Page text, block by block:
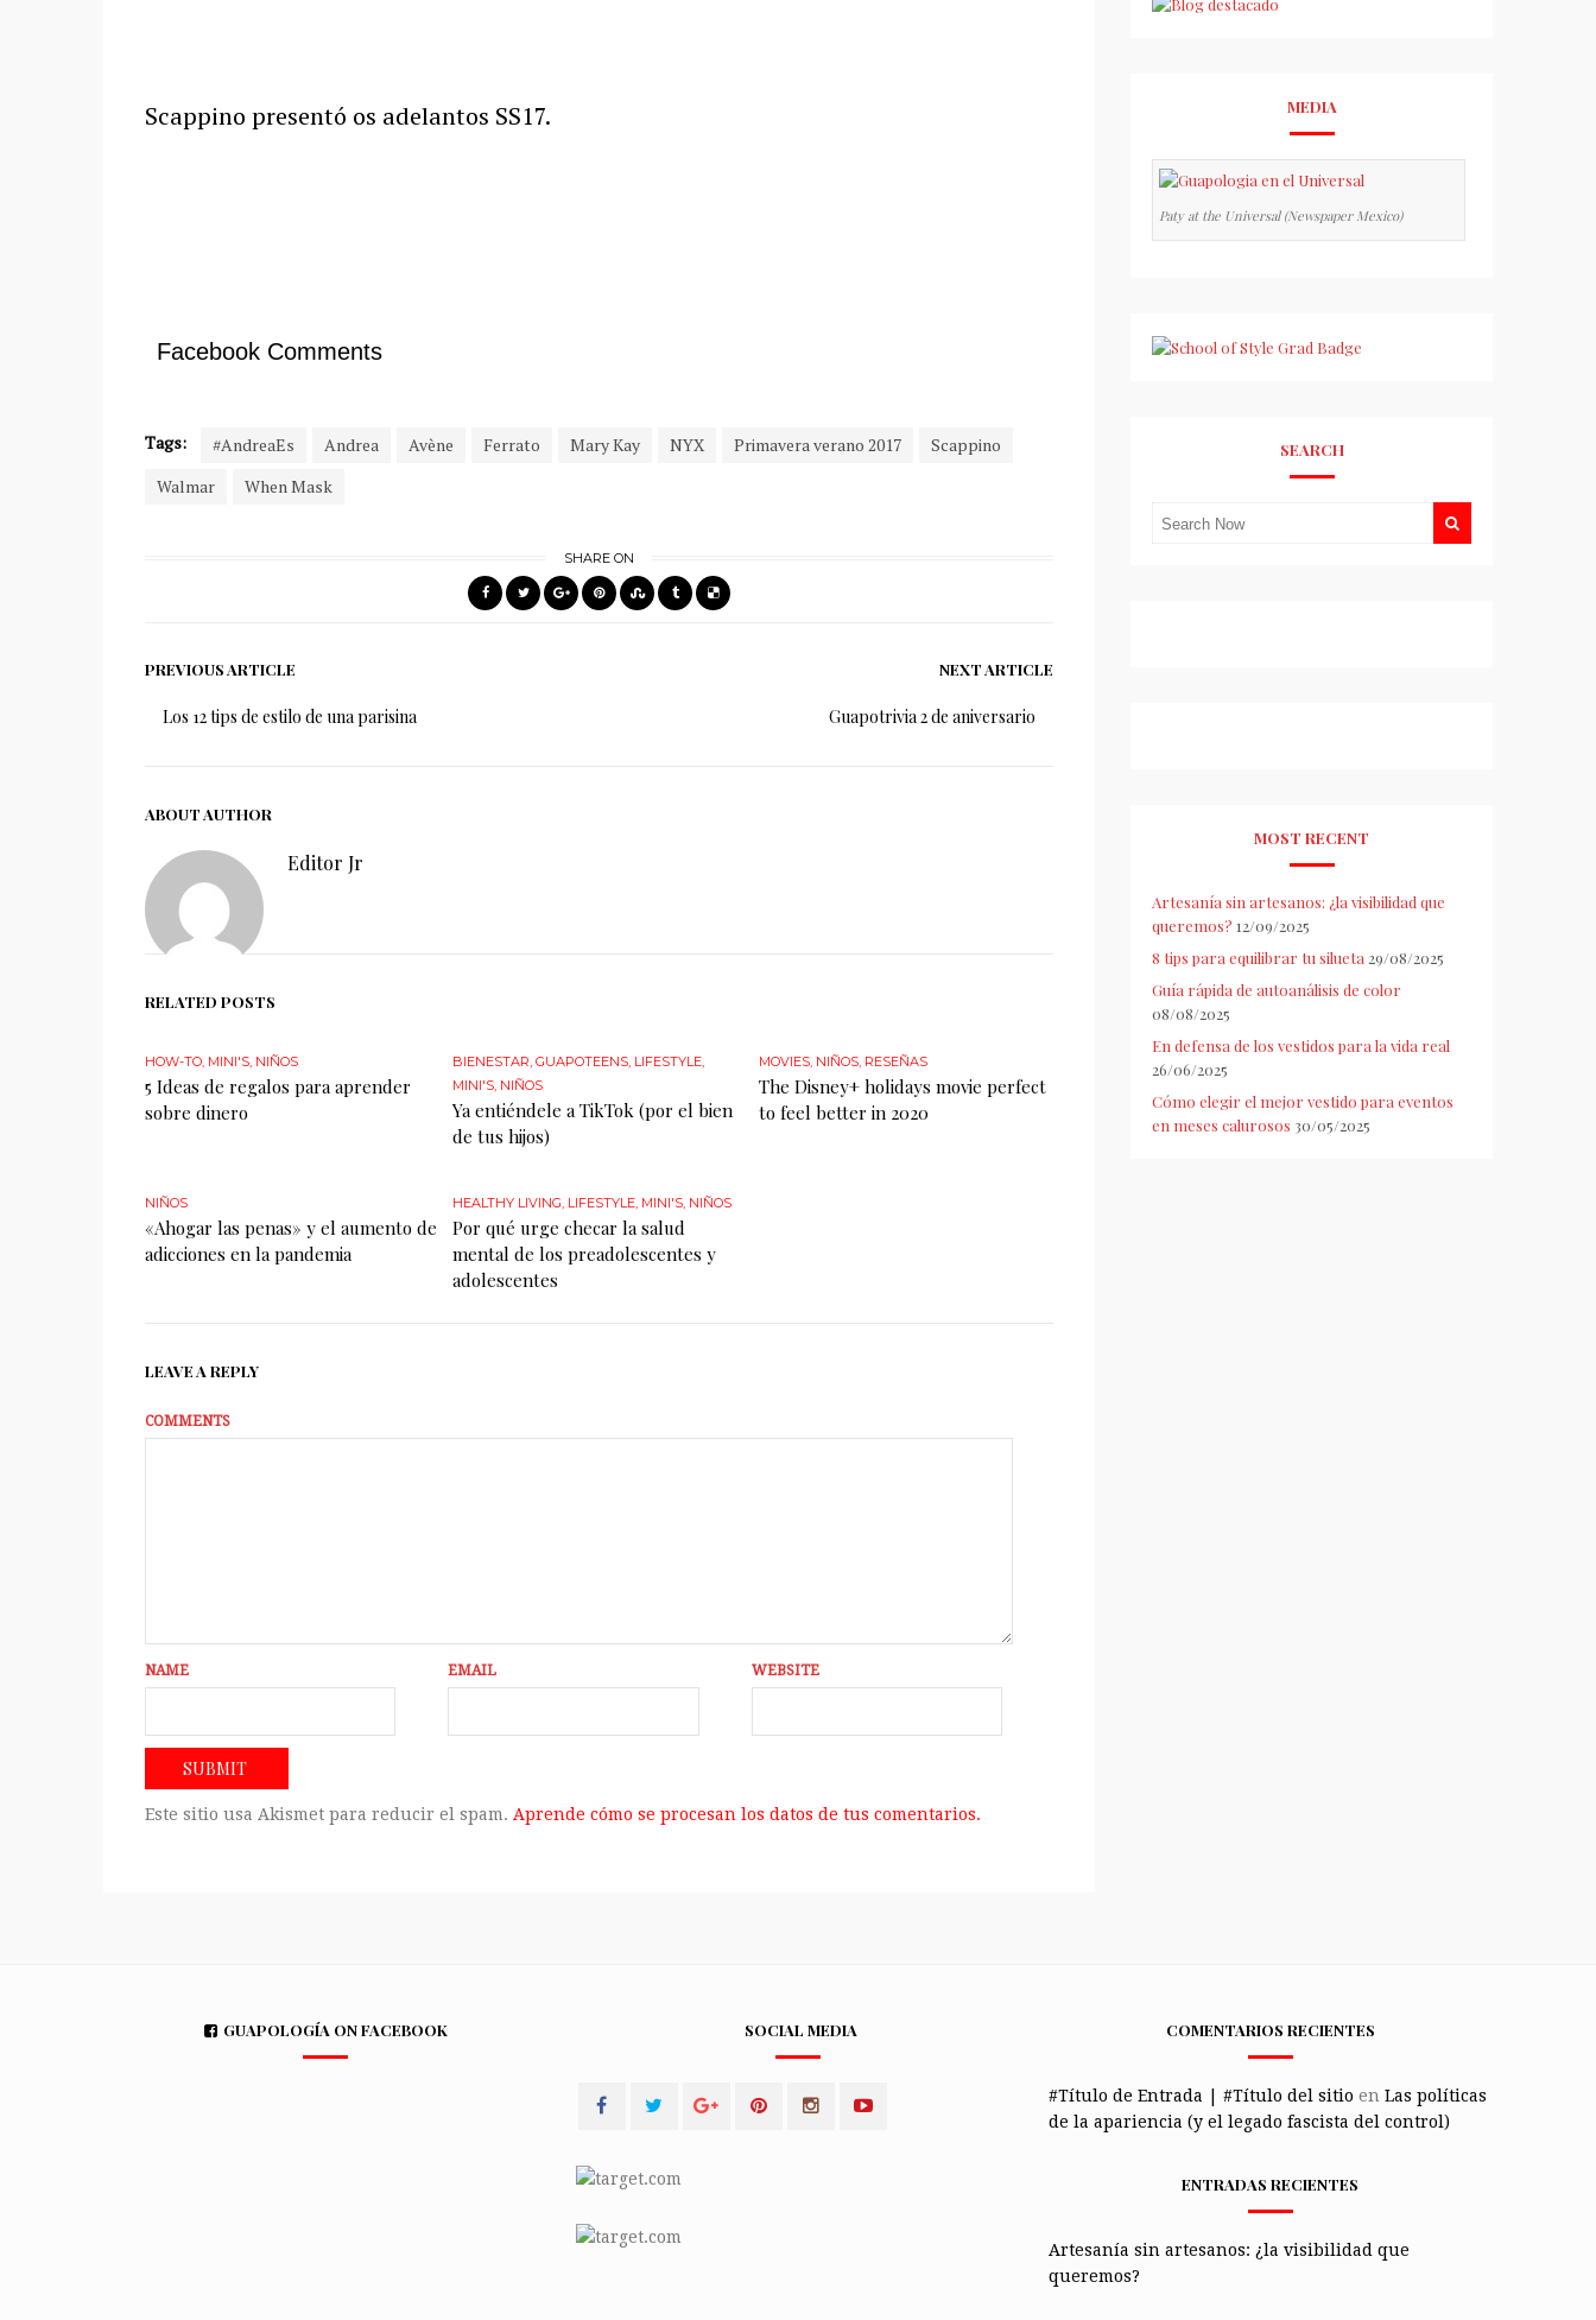
Scappino presentó os adelantos SS17.
Facebook Comments
Tags: #AndreaEs Andrea Avène Ferrato Mary Kay NYX Primavera verano 2017
Scappino
Walmar
When Mask
SHARE ON
PREVIOUS ARTICLE
Los 12 tips de estilo de una parisina
NEXT ARTICLE
Guapotrivia 2 de aniversario
ABOUT AUTHOR
Editor Jr
RELATED POSTS
HOW-TO, MINI'S, NIÑOS
5 Ideas de regalos para aprender
sobre dinero
BIENESTAR, GUAPOTEENS, LIFESTYLE,
MINI'S, NIÑOS
Ya entiéndele a TikTok (por el bien
de tus hijos)
MOVIES, NIÑOS, RESEÑAS
The Disney+ holidays movie perfect
to feel better in 2020
NIÑOS
«Ahogar las penas» y el aumento de
adicciones en la pandemia
HEALTHY LIVING, LIFESTYLE, MINI'S, NIÑOS
Por qué urge checar la salud
mental de los preadolescentes y
adolescentes
LEAVE A REPLY
COMMENTS
NAME EMAIL WEBSITE
Este sitio usa Akismet para reducir el spam. Aprende cómo se procesan los datos de tus comentarios.
MEDIA
Paty at the Universal (Newspaper Mexico)
SEARCH
MOST RECENT
Artesanía sin artesanos: ¿la visibilidad que
queremos? 12/09/2025
8 tips para equilibrar tu silueta 29/08/2025
Guía rápida de autoanálisis de color
08/08/2025
En defensa de los vestidos para la vida real
26/06/2025
Cómo elegir el mejor vestido para eventos
en meses calurosos 30/05/2025
GUAPOLOGÍA ON FACEBOOK SOCIAL MEDIA COMENTARIOS RECIENTES
#Título de Entrada | #Título del sitio en Las políticas
de la apariencia (y el legado fascista del control)
ENTRADAS RECIENTES
Artesanía sin artesanos: ¿la visibilidad que
queremos?